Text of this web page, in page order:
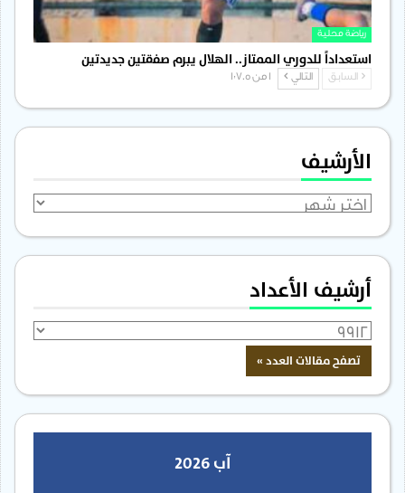
رياضة محلية
استعداداً للدوري الممتاز.. الهلال يبرم صفقتين جديدتين
السابق التالي
الأرشيف
الأرشيف
أرشيف الأعداد
آب 2026